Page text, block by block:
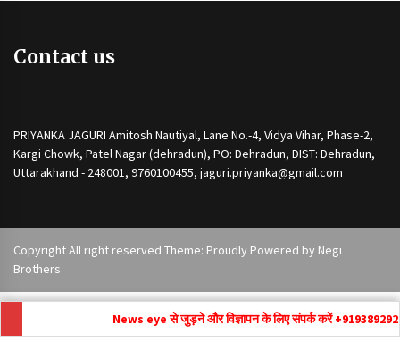
Contact us
PRIYANKA JAGURI Amitosh Nautiyal, Lane No.-4, Vidya Vihar, Phase-2,
Kargi Chowk, Patel Nagar (dehradun), PO: Dehradun, DIST: Dehradun,
Uttarakhand - 248001, 9760100455, jaguri.priyanka@gmail.com
Copyright All right reserved Theme: Proudly Powered by Negi
Brothers
News eye से जुड़ने और विज्ञापन के लिए संपर्क करें +919389292171 ,